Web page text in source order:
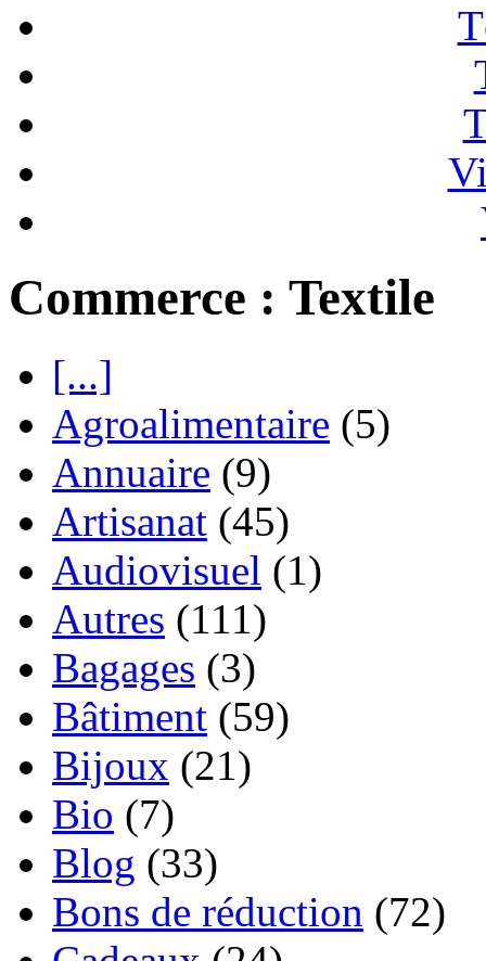
Commerce : Textile
[...]
Agroalimentaire (5)
Annuaire (9)
Artisanat (45)
Audiovisuel (1)
Autres (111)
Bagages (3)
Bâtiment (59)
Bijoux (21)
Bio (7)
Blog (33)
Bons de réduction (72)